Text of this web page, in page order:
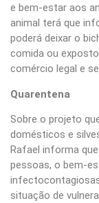
e bem-estar aos
animal terá que
poderá deixar o
comida ou
comércio legal e
Quarentena
Sobre o projeto
domésticos e
Rafael informa
pessoas, o bem-
situação de